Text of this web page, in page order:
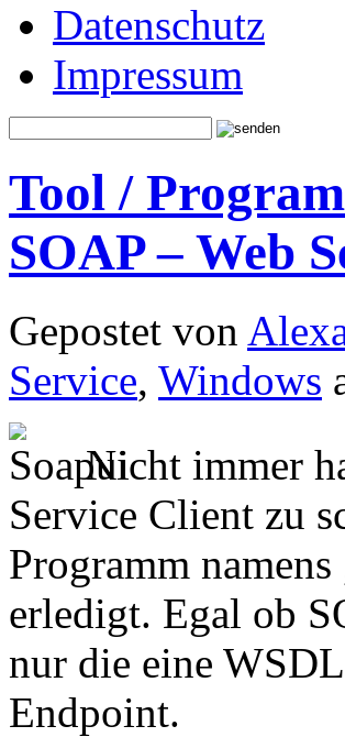
Datenschutz
Impressum
Tool /
SOAP – Web
Gepostet von
Service, Windows
Nicht immer
Service Client zu
Programm
erledigt. Egal ob
nur die eine
Endpoint.